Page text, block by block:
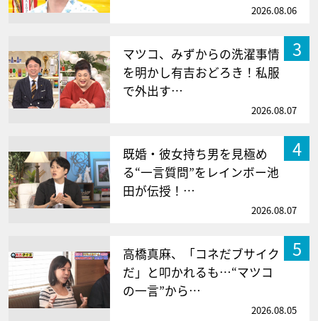
2026.08.06
3
マツコ、みずからの洗濯事情
を明かし有吉おどろき！私服
で外出す…
2026.08.07
4
既婚・彼女持ち男を見極め
る“一言質問”をレインボー池
田が伝授！…
2026.08.07
5
高橋真麻、「コネだブサイク
だ」と叩かれるも…“マツコ
の一言”から…
2026.08.05